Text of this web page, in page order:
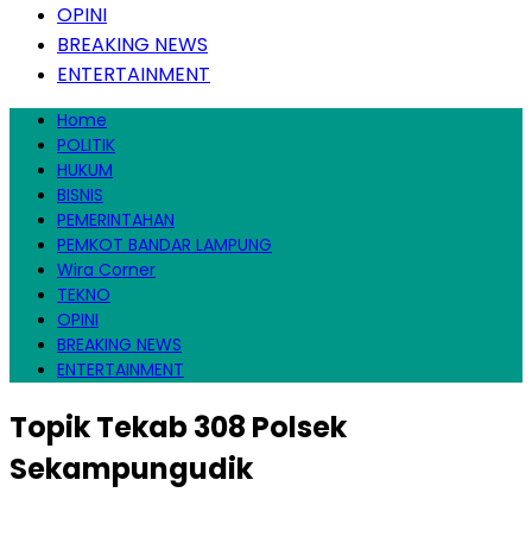
OPINI
BREAKING NEWS
ENTERTAINMENT
Home
POLITIK
HUKUM
BISNIS
PEMERINTAHAN
PEMKOT BANDAR LAMPUNG
Wira Corner
TEKNO
OPINI
BREAKING NEWS
ENTERTAINMENT
TopikTekab 308 Polsek
Sekampungudik